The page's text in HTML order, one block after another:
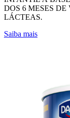
DOS 6 MESES
LÁCTEAS.
Saiba mais